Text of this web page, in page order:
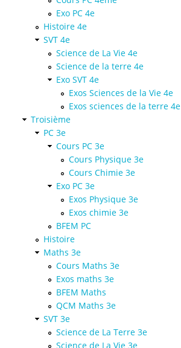
Exo PC 4e
Histoire 4e
SVT 4e
Science de La Vie 4e
Science de la terre 4e
Exo SVT 4e
Exos Sciences de la Vie 4e
Exos sciences de la terre 4e
Troisième
PC 3e
Cours PC 3e
Cours Physique 3e
Cours Chimie 3e
Exo PC 3e
Exos Physique 3e
Exos chimie 3e
BFEM PC
Histoire
Maths 3e
Cours Maths 3e
Exos maths 3e
BFEM Maths
QCM Maths 3e
SVT 3e
Science de La Terre 3e
Science de La Vie 3e